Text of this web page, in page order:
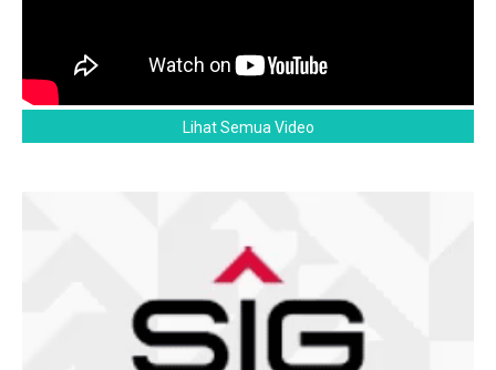
Lihat Semua Video